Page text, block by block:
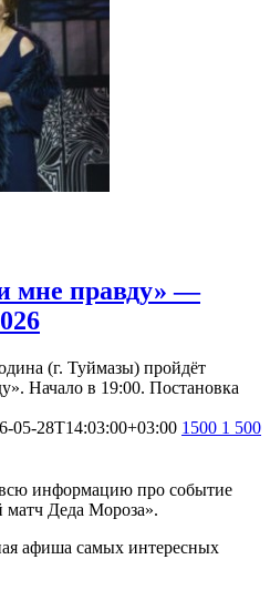
мне правду» —
(г. Туймазы) пройдёт
Начало в 19:00. Постановка
05-28T14:03:00+03:00 1500 1 500
информацию про событие
матч Деда Мороза».
афиша самых интересных